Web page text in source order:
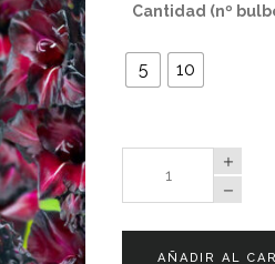
Cantidad (nº
5 10
quantity
AÑADIR AL